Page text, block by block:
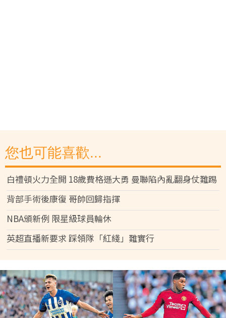
您也可能喜歡...
白禮頓火力全開 18歲費格遜大勇 曼聯陷內亂翻身仗難踢
背部手術後康復 哥帥回歸指揮
NBA頒新例 限星級球員輪休
英超直播新要求 踩領隊「紅綫」難實行